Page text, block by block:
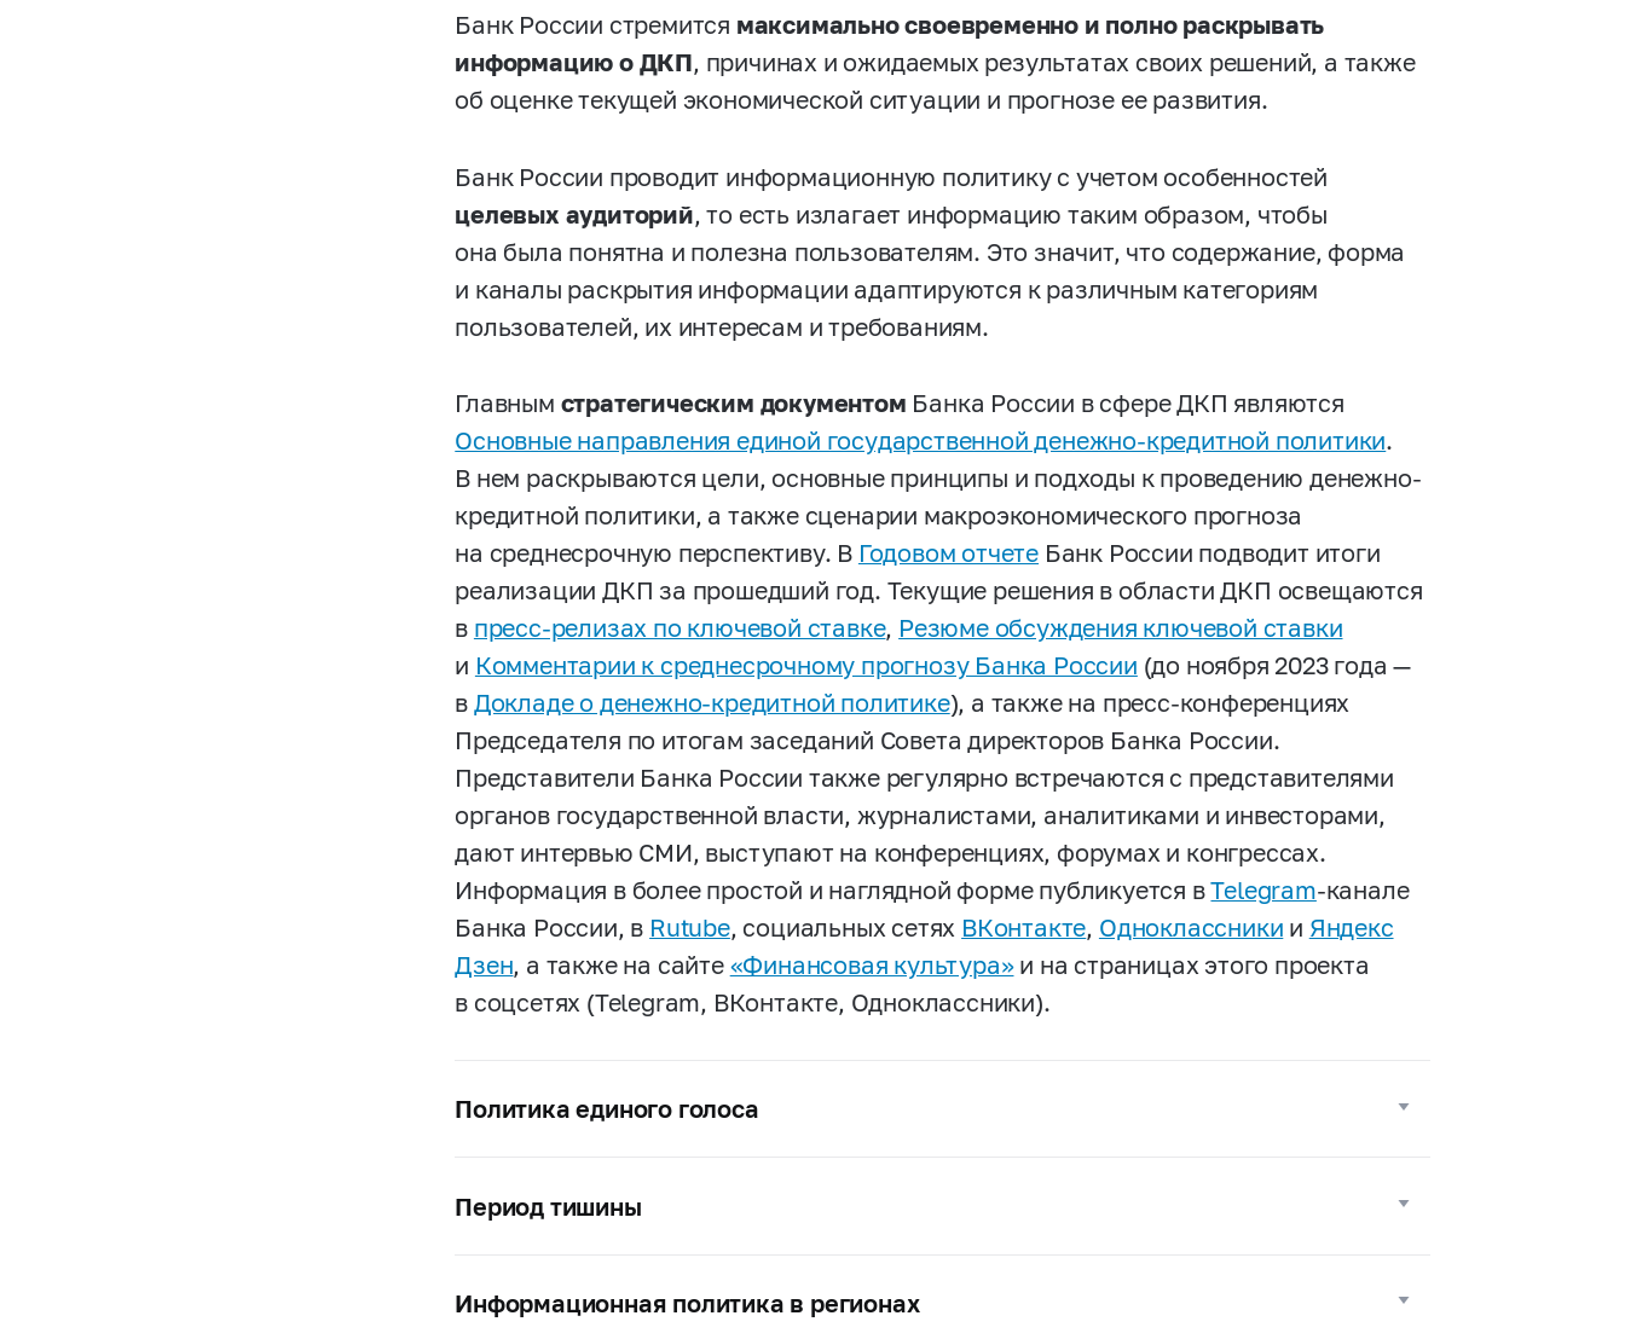
Банк России стремится максимально своевременно и полно раскрывать
информацию о ДКП, причинах и ожидаемых результатах своих решений, а также
об оценке текущей экономической ситуации и прогнозе ее развития.
Банк России проводит информационную политику с учетом особенностей
целевых аудиторий, то есть излагает информацию таким образом, чтобы
она была понятна и полезна пользователям. Это значит, что содержание, форма
и каналы раскрытия информации адаптируются к различным категориям
пользователей, их интересам и требованиям.
Главным стратегическим документом Банка России в сфере ДКП являются
Основные направления единой государственной денежно-кредитной политики.
В нем раскрываются цели, основные принципы и подходы к проведению денежно-
кредитной политики, а также сценарии макроэкономического прогноза
на среднесрочную перспективу. В Годовом отчете Банк России подводит итоги
реализации ДКП за прошедший год. Текущие решения в области ДКП освещаются
в пресс-релизах по ключевой ставке, Резюме обсуждения ключевой ставки
и Комментарии к среднесрочному прогнозу Банка России (до ноября 2023 года —
в Докладе о денежно-кредитной политике), а также на пресс-конференциях
Председателя по итогам заседаний Совета директоров Банка России.
Представители Банка России также регулярно встречаются с представителями
органов государственной власти, журналистами, аналитиками и инвесторами,
дают интервью СМИ, выступают на конференциях, форумах и конгрессах.
Информация в более простой и наглядной форме публикуется вTelegram-канале
Банка России, в Rutube, социальных сетях ВКонтакте, Одноклассники и Яндекс
Дзен, а также на сайте «Финансовая культура»и на страницах этого проекта
в соцсетях (Telegram, ВКонтакте, Одноклассники).
Политика единого голоса
Период тишины
Информационная политика в регионах